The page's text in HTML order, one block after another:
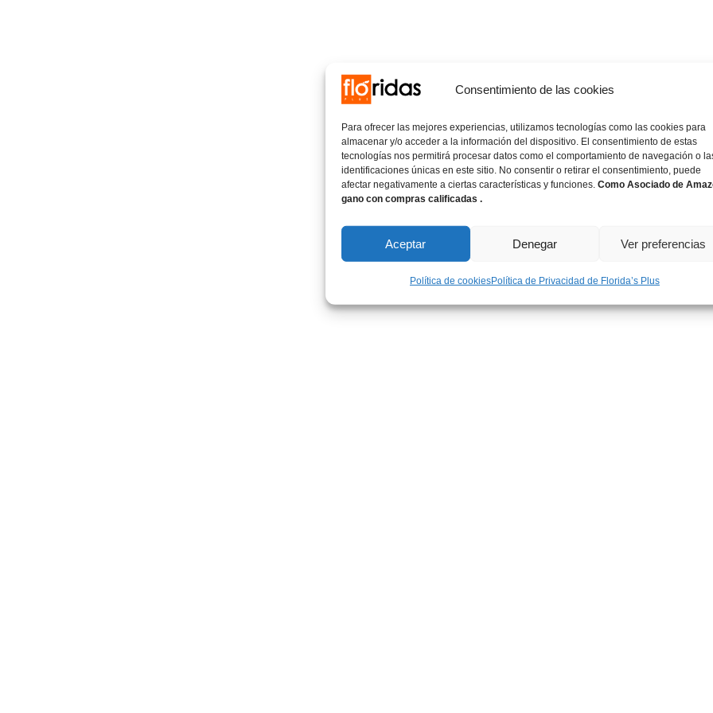
Consentimiento de las cookies
Para ofrecer las mejores experiencias, utilizamos tecnologías como las cookies para
almacenar y/o acceder a la información del dispositivo. El consentimiento de estas
tecnologías nos permitirá procesar datos como el comportamiento de navegación o
identificaciones únicas en este sitio. No consentir o retirar el consentimiento, puede
afectar negativamente a ciertas características y funciones. Como Asociado de
gano con compras calificadas .
Aceptar Denegar Ver preferencias
Política de cookiesPolítica de Privacidad de Florida’s Plus